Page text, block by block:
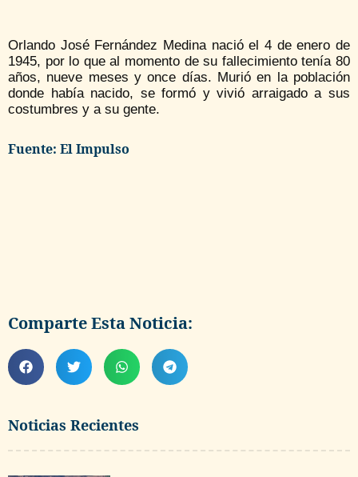
Noticias Recientes
Orlando José Fernández Medina nació el 4 de enero de
1945, por lo que al momento de su fallecimiento tenía 80
años, nueve meses y once días. Murió en la población
donde había nacido, se formó y vivió arraigado a sus
costumbres y a su gente.
Fuente: El Impulso
Comparte Esta Noticia: